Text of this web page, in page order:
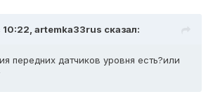
10:22, artemka33rus сказал:
передних датчиков уровня есть?или